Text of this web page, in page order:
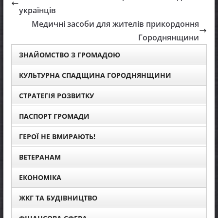
українців
Медичні засоби для жителів прикордоння
Городнянщини
ЗНАЙОМСТВО З ГРОМАДОЮ
КУЛЬТУРНА СПАДЩИНА ГОРОДНЯНЩИНИ
СТРАТЕГІЯ РОЗВИТКУ
ПАСПОРТ ГРОМАДИ
ГЕРОЇ НЕ ВМИРАЮТЬ!
ВЕТЕРАНАМ
ЕКОНОМІКА
ЖКГ ТА БУДІВНИЦТВО